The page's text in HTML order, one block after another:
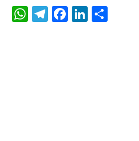
W
ha
Te
le
Fa
ce
Li
n